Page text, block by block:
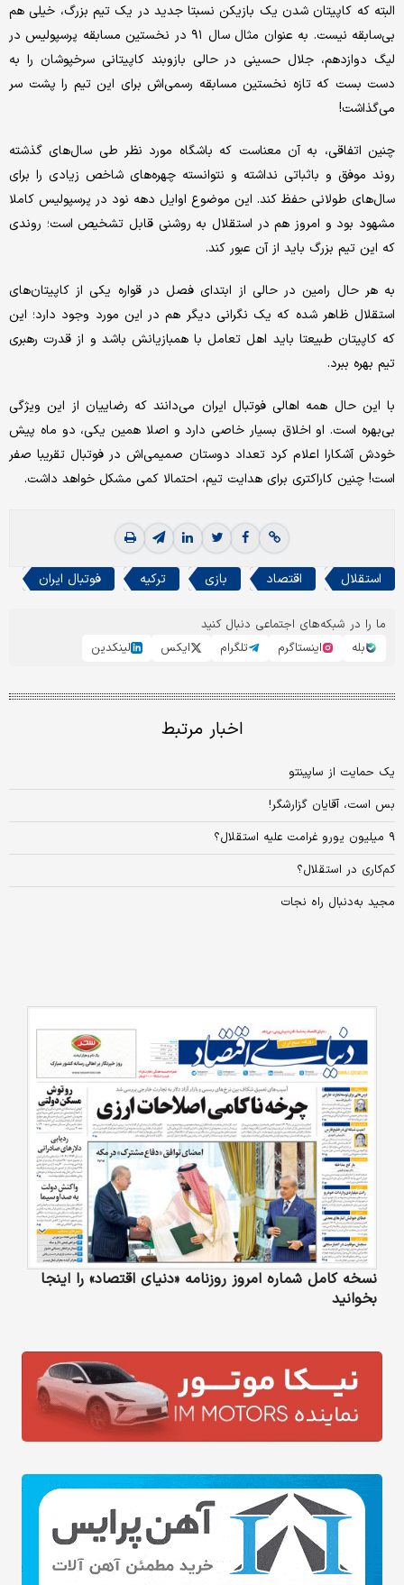
البته که کاپیتان شدن یک بازیکن نسبتا جدید در یک تیم بزرگ، خیلی هم
بی‌سابقه نیست. به عنوان مثال سال ۹۱ در نخستین مسابقه پرسپولیس در
لیگ دوازدهم، جلال حسینی در حالی بازوبند کاپیتانی سرخپوشان را به
دست بست که تازه نخستین مسابقه رسمی‌اش برای این تیم را پشت سر
می‌گذاشت!
چنین اتفاقی، به آن معناست که باشگاه مورد نظر طی سال‌های گذشته
روند موفق و باثباتی نداشته و نتوانسته چهره‌های شاخص زیادی را برای
سال‌های طولانی حفظ کند. این موضوع اوایل دهه نود در پرسپولیس کاملا
مشهود بود و امروز هم در استقلال به روشنی قابل تشخیص است؛ روندی
که این تیم بزرگ باید از آن عبور کند.
به هر حال رامین در حالی از ابتدای فصل در قواره یکی از کاپیتان‌های
استقلال ظاهر شده که یک نگرانی دیگر هم در این مورد وجود دارد؛ این
که کاپیتان طبیعتا باید اهل تعامل با همبازیانش باشد و از قدرت رهبری
تیم بهره ببرد.
با این حال همه اهالی فوتبال ایران می‌دانند که رضاییان از این ویژگی
بی‌بهره است. او اخلاق بسیار خاصی دارد و اصلا همین یکی، دو ماه پیش
خودش آشکارا اعلام کرد تعداد دوستان صمیمی‌اش در فوتبال تقریبا صفر
است! چنین کاراکتری برای هدایت تیم، احتمالا کمی مشکل خواهد داشت.
استقلال اقتصاد بازی ترکیه فوتبال ایران
ما را در شبکه‌های اجتماعی دنبال کنید
بله
اینستاگرم تلگرام ایکس لینکدین
اخبار مرتبط
یک حمایت از ساپینتو
بس است، آقایان گزارشگر!
۹ میلیون یورو غرامت علیه استقلال؟
کم‌کاری در استقلال؟
مجید به‌دنبال راه نجات
نسخه کامل شماره امروز روزنامه «دنیای‌ اقتصاد» را اینجا
بخوانید